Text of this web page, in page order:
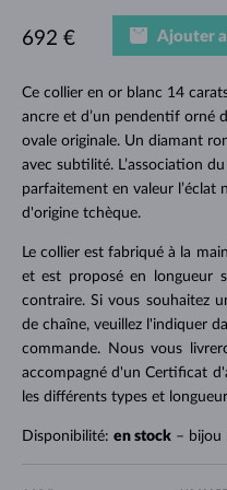
Ce collier en or blanc 14
ancre et d’un pendentif orné
ovale originale. Un diamant
avec subtilité. L’association
parfaitement en valeur l’éclat
d'origine tchèque.
Le collier est fabriqué à la
et est proposé en longueur
contraire. Si vous souhaitez
de chaîne, veuillez l'indiquer
commande. Nous vous
accompagné d'un Certificat
les différents types et
Disponibilité: en stock– bijou
692 € Ajouter